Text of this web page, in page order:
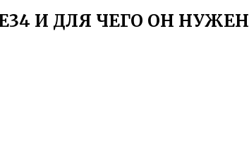
И ДЛЯ ЧЕГО ОН НУЖЕН